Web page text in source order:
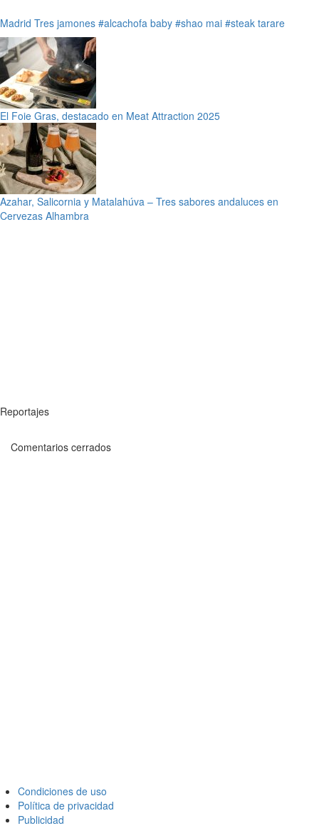
Madrid Tres jamones #alcachofa baby #shao mai #steak tarare
El Foie Gras, destacado en Meat Attraction 2025
Azahar, Salicornia y Matalahúva – Tres sabores andaluces en
Cervezas Alhambra
Reportajes
Comentarios cerrados
Condiciones de uso
Política de privacidad
Publicidad